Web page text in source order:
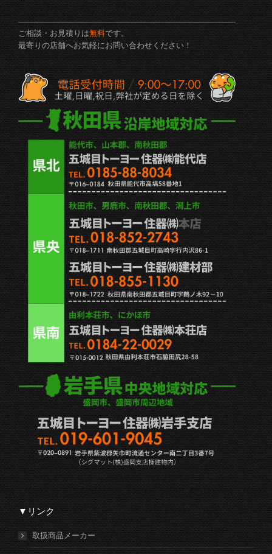
ご相談・お見積りは無料です。
最寄りの店舗へお気軽にお問い合わせください！
▼リンク
取扱商品メーカー